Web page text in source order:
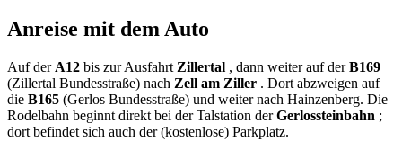
Anreise mit dem Auto
Auf der A12 bis zur Ausfahrt Zillertal , dann weiter auf derB169
(Zillertal Bundesstraße) nach Zell am Ziller . Dort abzweigen auf
die B165 (Gerlos Bundesstraße) und weiter nach Hainzenberg. Die
Rodelbahn beginnt direkt bei der Talstation derGerlossteinbahn ;
dort befindet sich auch der (kostenlose) Parkplatz.